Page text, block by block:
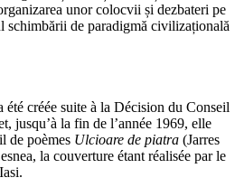
unor colocvii și dezbateri pe
schimbării de paradigmă civilizațională
été créée suite à la Décision du Conseil
jusqu’à la fin de l’année 1969, elle
de poèmes Ulcioare de piatra (Jarres
la couverture étant réalisée par le